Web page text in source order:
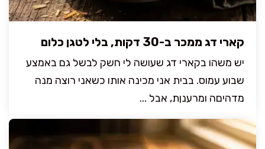
קארי דג ממכר ב-30 דקות, בלי לטגן כלום
יש משהו בקארי דג שעושה לי חשק לבשל גם באמצע
שבוע עמוס. בבית אני מכינה אותו כשאני רוצה מנה
מדהיםה ומרענןת, אבל ...